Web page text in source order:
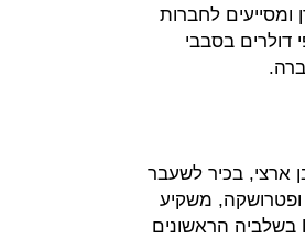
ומסייעים לחברות
בסבבי
ארצי, בכיר לשעבר
ופטרושקה, משקיע